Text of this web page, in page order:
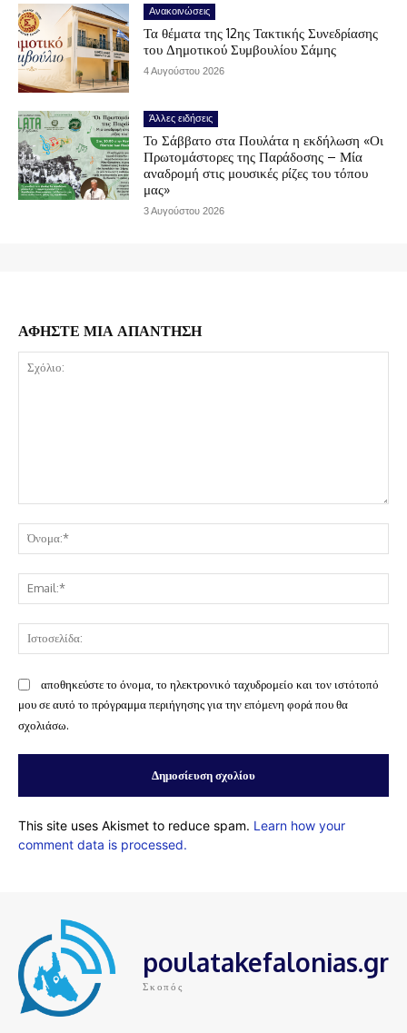
Ανακοινώσεις
Τα θέματα της 12ης Τακτικής Συνεδρίασης
του Δημοτικού Συμβουλίου Σάμης
4 Αυγούστου 2026
Άλλες ειδήσεις
Το Σάββατο στα Πουλάτα η εκδήλωση «Οι
Πρωτομάστορες της Παράδοσης – Μία
αναδρομή στις μουσικές ρίζες του τόπου
μας»
3 Αυγούστου 2026
ΑΦΗΣΤΕ ΜΙΑ ΑΠΑΝΤΗΣΗ
αποθηκεύστε το όνομα, το ηλεκτρονικό ταχυδρομείο και τον ιστότοπό
μου σε αυτό το πρόγραμμα περιήγησης για την επόμενη φορά που θα
σχολιάσω.
This site uses Akismet to reduce spam. Learn how your
comment data is processed.
poulatakefalonias.gr
Σκοπός